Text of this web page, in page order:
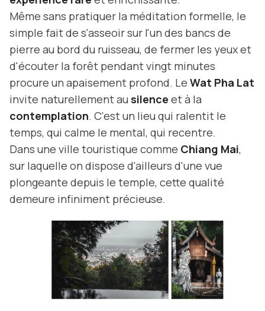
Même sans pratiquer la méditation formelle, le
simple fait de s'asseoir sur l'un des bancs de
pierre au bord du ruisseau, de fermer les yeux et
d'écouter la forêt pendant vingt minutes
procure un apaisement profond. Le Wat Pha Lat
invite naturellement au silence et à la
contemplation. C'est un lieu qui ralentit le
temps, qui calme le mental, qui recentre.
Dans une ville touristique comme Chiang Mai,
sur laquelle on dispose d'ailleurs d'une vue
plongeante depuis le temple, cette qualité
demeure infiniment précieuse.